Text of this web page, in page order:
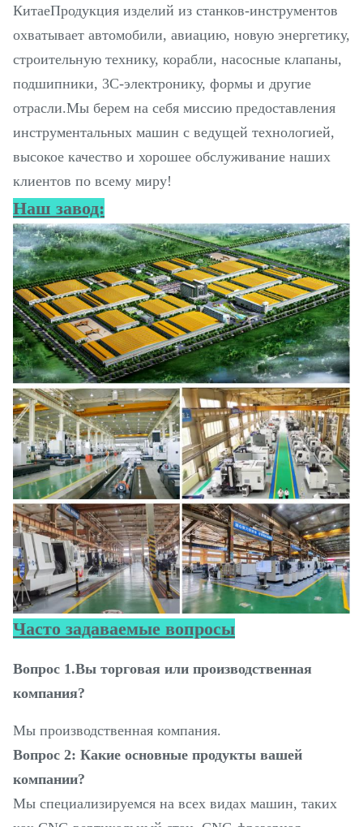
КитаеПродукция изделий из станков-инструментов
охватывает автомобили, авиацию, новую энергетику,
строительную технику, корабли, насосные клапаны,
подшипники, 3C-электронику, формы и другие
отрасли.Мы берем на себя миссию предоставления
инструментальных машин с ведущей технологией,
высокое качество и хорошее обслуживание наших
клиентов по всему миру!
Наш завод:
Часто задаваемые вопросы
Вопрос 1.Вы торговая или производственная
компания?
Мы производственная компания.
Вопрос 2: Какие основные продукты вашей
компании?
Мы специализируемся на всех видах машин, таких